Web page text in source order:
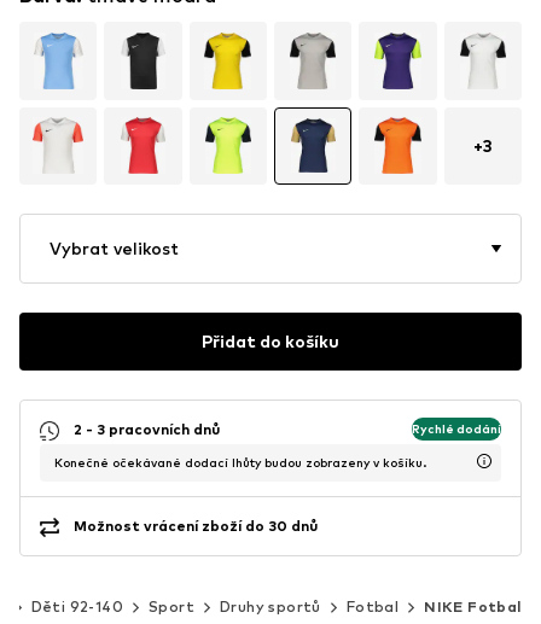
+3
Vybrat velikost
Přidat do košíku
2 - 3 pracovních dnů Rychlé dodání
Konečné očekávané dodací lhůty budou zobrazeny v košíku.
Možnost vrácení zboží do 30 dnů
Děti 92-140 Sport Druhy sportů Fotbal NIKE Fotbal